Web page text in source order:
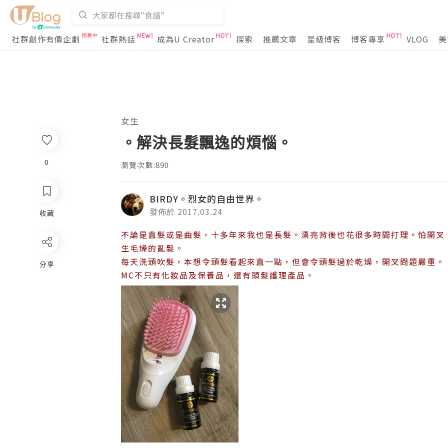
社群創作有價企劃 社群熱話 成為U Creator 探索 推薦文章 星級博客 博客專享 VLOG
女生
。解決長髮飄逸的煩惱。
瀏覽次數:890
BIRDY。烈女的自由世界。
發佈於 2017.03.24
不論是直髮或是曲髮，十多年來我也是長髮。漂亮背後也花很多時間打理。怕開
生毛燥的亂髮。
每天洗頭吹髮，本想令頭髮看起來直一點，但會令頭髮過於乾燥，開叉問題嚴重。
MC不只有化妝品及保養品，還有頭髮護理產品。
0
收藏
分享